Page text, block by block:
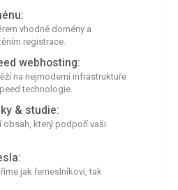
vhodné domény a
registrace.
webhosting:
na nejmoderní infrastruktuře
technologie.
& studie:
obsah, který podpoří vaši
jak řemeslníkovi, tak